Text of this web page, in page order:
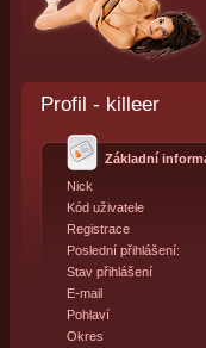
Profil - killeer
Základní
Nick
Kód uživatele
Registrace
Poslední přihlášení:
Stav přihlášení
E-mail
Pohlaví
Okres